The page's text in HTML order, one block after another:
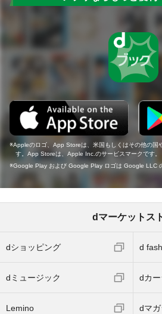
Appleのロゴ、App Storeは、米国もしくはその他の国
す。App Storeは、Apple Inc.のサービスマークです。
Google Play および Google Play ロゴは Google LLC
dマーケットス
dショッピング d
dミュージック dカ
Lemino dマ